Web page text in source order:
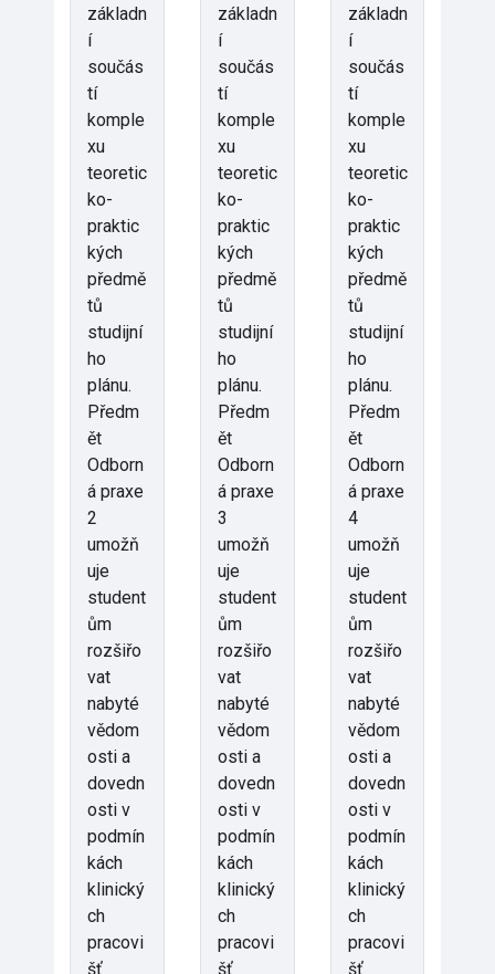
základn
í
součás
tí
komple
xu
teoretic
ko-
praktic
kých
předmě
tů
studijní
ho
plánu.
Předm
ět
Odborn
á praxe
2
umožň
uje
student
ům
rozšiřo
vat
nabyté
vědom
osti a
dovedn
osti v
podmín
kách
klinický
ch
pracovi
šť
základn
í
součás
tí
komple
xu
teoretic
ko-
praktic
kých
předmě
tů
studijní
ho
plánu.
Předm
ět
Odborn
á praxe
3
umožň
uje
student
ům
rozšiřo
vat
nabyté
vědom
osti a
dovedn
osti v
podmín
kách
klinický
ch
pracovi
šť
základn
í
součás
tí
komple
xu
teoretic
ko-
praktic
kých
předmě
tů
studijní
ho
plánu.
Předm
ět
Odborn
á praxe
4
umožň
uje
student
ům
rozšiřo
vat
nabyté
vědom
osti a
dovedn
osti v
podmín
kách
klinický
ch
pracovi
šť